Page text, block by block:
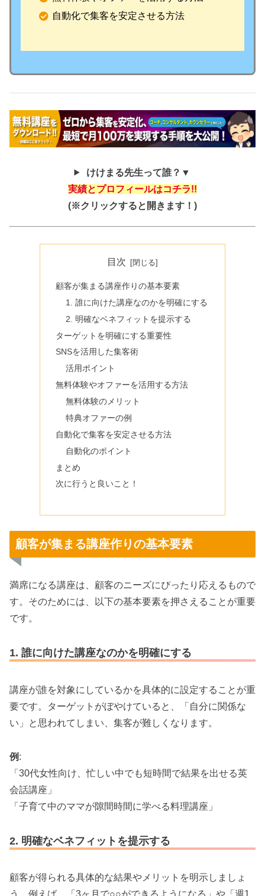
自動化で集客を安定させる方法
けけまる先生って誰？▼
実績とプロフィールはコチラ!!
(※クリックすると開きます！)
目次
顧客が集まる講座作りの基本要素
1. 誰に向けた講座なのかを明確にする
2. 明確なベネフィットを提示する
ターゲットを明確にする重要性
SNSを活用した集客術
活用ポイント
無料体験やオファーを活用する方法
無料体験のメリット
特典オファーの例
自動化で集客を安定させる方法
自動化のポイント
まとめ
次に行うと良いこと！
顧客が集まる講座作りの基本要素
満席になる講座は、顧客のニーズにぴったり応えるもので
す。そのためには、以下の基本要素を押さえることが重要
です。
1. 誰に向けた講座なのかを明確にする
講座が誰を対象にしているかを具体的に設定することが重
要です。ターゲットがぼやけていると、「自分に関係な
い」と思われてしまい、集客が難しくなります。
例 :
「30代女性向け、忙しい中でも短時間で結果を出せる英
会話講座」
「子育て中のママが隙間時間に学べる料理講座」
2. 明確なベネフィットを提示する
顧客が得られる具体的な結果やメリットを明示しましょ